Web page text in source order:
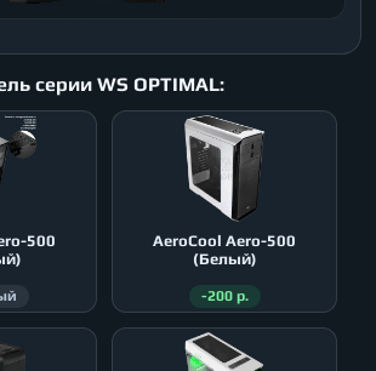
серии WS OPTIMAL:
500
AeroСool Aero-500
(Белый)
-200 р.